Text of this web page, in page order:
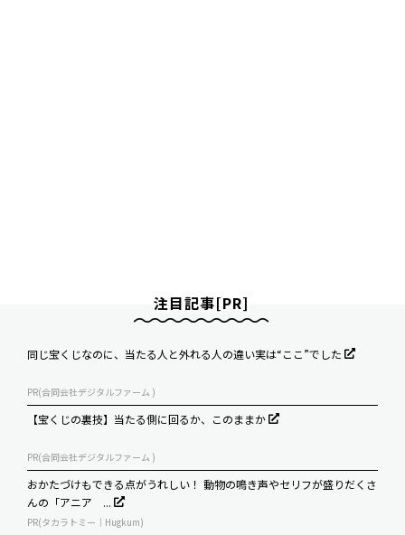
注目記事[PR]
同じ宝くじなのに、当たる人と外れる人の違い実は“ここ”でした
PR(合同会社デジタルファーム )
【宝くじの裏技】当たる側に回るか、このままか
PR(合同会社デジタルファーム )
おかたづけもできる点がうれしい！ 動物の鳴き声やセリフが盛りだくさ
んの「アニア ...
PR(タカラトミー｜Hugkum)